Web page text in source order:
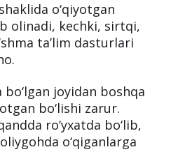
o‘qiyotgan
olinadi, kechki, sirtqi,
ta’lim dasturlari
bo‘lgan joyidan boshqa
bo‘lishi zarur.
ro‘yxatda bo‘lib,
o‘qiganlarga